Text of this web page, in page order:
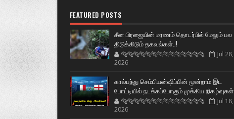
FEATURED POSTS
சீன பிரஜையின் மரணம் தொடர்பில் மேலும் பல
திடுக்கிடும் தகவல்கள்..!
🐅🐅🐅🐅🐅🐅🐆🐆🐆🐆🐆🐆🐆🐆
Jul 28,
2026
கால்பந்து செம்பியன்ஷிப்பின் மூன்றாம் இட
போட்டியில் நடக்கப்போகும் முக்கிய நிகழ்வுகள்
🐅🐅🐅🐅🐅🐅🐆🐆🐆🐆🐆🐆🐆🐆
Jul 18,
2026